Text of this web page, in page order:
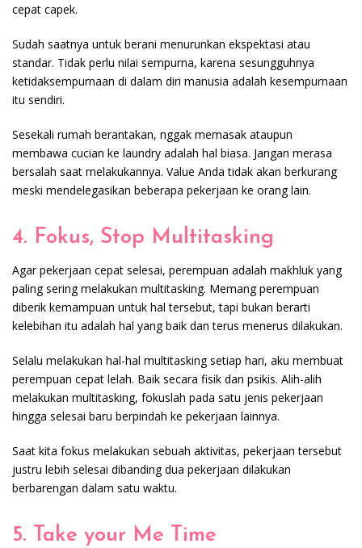
cepat capek.
Sudah saatnya untuk berani menurunkan ekspektasi atau
standar. Tidak perlu nilai sempurna, karena sesungguhnya
ketidaksempurnaan di dalam diri manusia adalah kesempurnaan
itu sendiri.
Sesekali rumah berantakan, nggak memasak ataupun
membawa cucian ke laundry adalah hal biasa. Jangan merasa
bersalah saat melakukannya. Value Anda tidak akan berkurang
meski mendelegasikan beberapa pekerjaan ke orang lain.
4. Fokus, Stop Multitasking
Agar pekerjaan cepat selesai, perempuan adalah makhluk yang
paling sering melakukan multitasking. Memang perempuan
diberik kemampuan untuk hal tersebut, tapi bukan berarti
kelebihan itu adalah hal yang baik dan terus menerus dilakukan.
Selalu melakukan hal-hal multitasking setiap hari, aku membuat
perempuan cepat lelah. Baik secara fisik dan psikis. Alih-alih
melakukan multitasking, fokuslah pada satu jenis pekerjaan
hingga selesai baru berpindah ke pekerjaan lainnya.
Saat kita fokus melakukan sebuah aktivitas, pekerjaan tersebut
justru lebih selesai dibanding dua pekerjaan dilakukan
berbarengan dalam satu waktu.
5. Take your Me Time